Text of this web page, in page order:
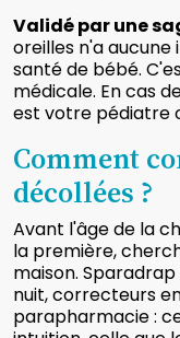
Validé par une
oreilles n'a aucune
santé de bébé.
médicale. En cas
est votre pédiatre
Comment
décollées ?
Avant l'âge de la
la première,
maison.
nuit, correcteurs
parapharmacie :